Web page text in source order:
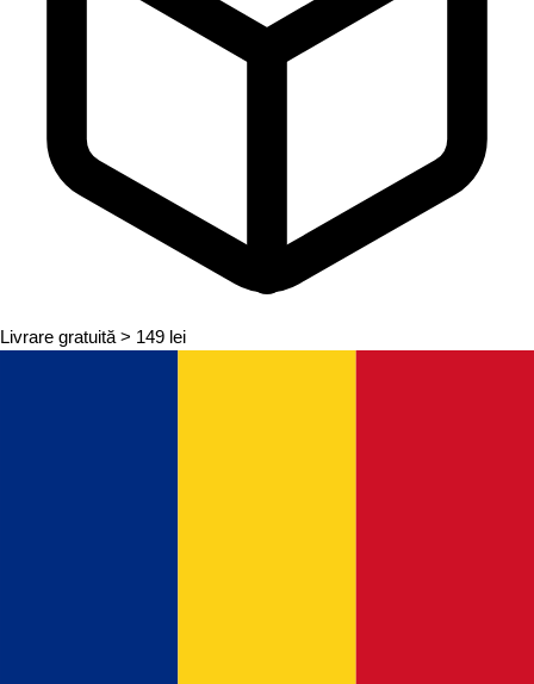
Livrare gratuită > 149 lei